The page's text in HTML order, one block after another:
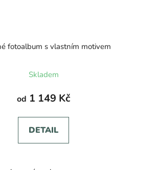
fotoalbum s vlastním motivem
hodnocení
produktu
je
5,0
z
5
Skladem
od 1 149 Kč
DETAIL